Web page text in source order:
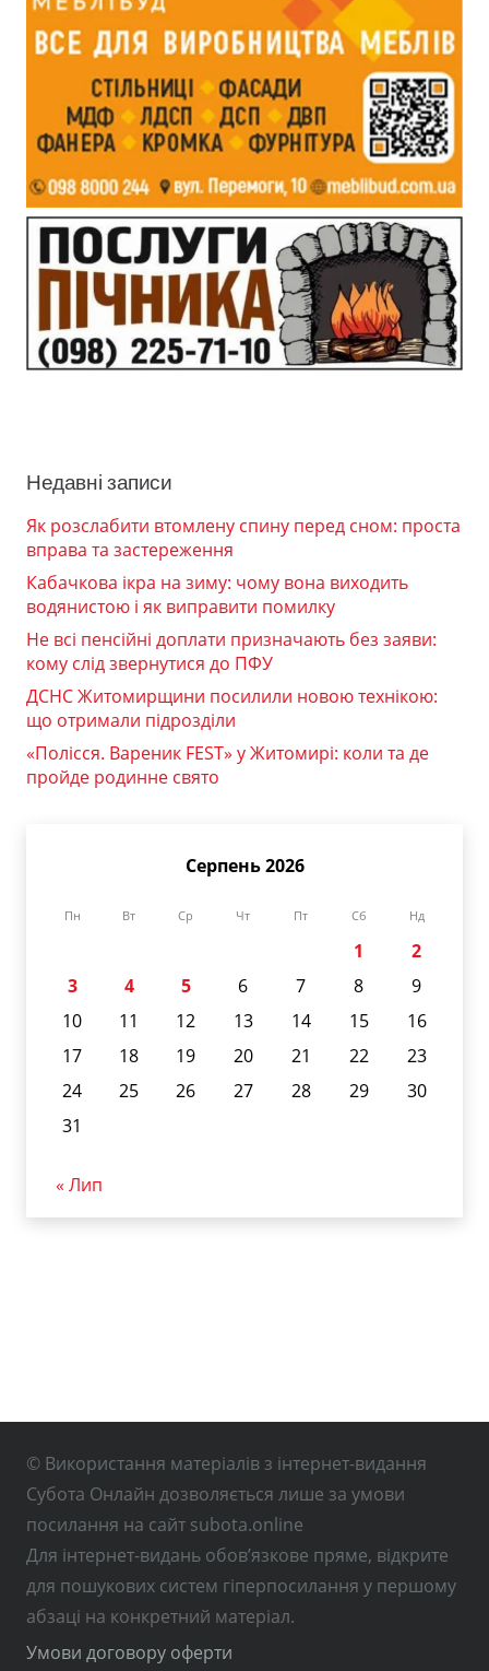
Недавні записи
Як розслабити втомлену спину перед сном: проста
вправа та застереження
Кабачкова ікра на зиму: чому вона виходить
водянистою і як виправити помилку
Не всі пенсійні доплати призначають без заяви:
кому слід звернутися до ПФУ
ДСНС Житомирщини посилили новою технікою:
що отримали підрозділи
«Полісся. Вареник FEST» у Житомирі: коли та де
пройде родинне свято
Серпень 2026
Пн Вт Ср Чт Пт Сб Нд
1
2
3
4 5 6 7 8
9
10
11 12 13 14 15
16
17
18 19 20 21 22
23
24
25 26 27 28 29
30
31
« Лип
© Використання матеріалів з інтернет-видання
Субота Онлайн дозволяється лише за умови
посилання на сайт subota.online
Для інтернет-видань обов’язкове пряме, відкрите
для пошукових систем гіперпосилання у першому
абзаці на конкретний матеріал.
Умови договору оферти